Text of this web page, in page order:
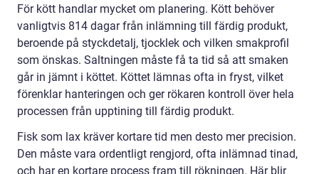
För kött handlar mycket om planering. Kött behöver
vanligtvis 814 dagar från inlämning till färdig produkt,
beroende på styckdetalj, tjocklek och vilken smakprofil
som önskas. Saltningen måste få ta tid så att smaken
går in jämnt i köttet. Köttet lämnas ofta in fryst, vilket
förenklar hanteringen och ger rökaren kontroll över hela
processen från upptining till färdig produkt.
Fisk som lax kräver kortare tid men desto mer precision.
Den måste vara ordentligt rengjord, ofta inlämnad tinad,
och har en kortare process fram till rökningen. Här blir